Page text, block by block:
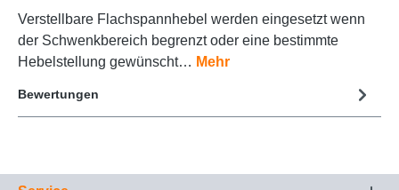
Verstellbare Flachspannhebel werden eingesetzt wenn
der Schwenkbereich begrenzt oder eine bestimmte
Hebelstellung gewünscht… Mehr
Bewertungen